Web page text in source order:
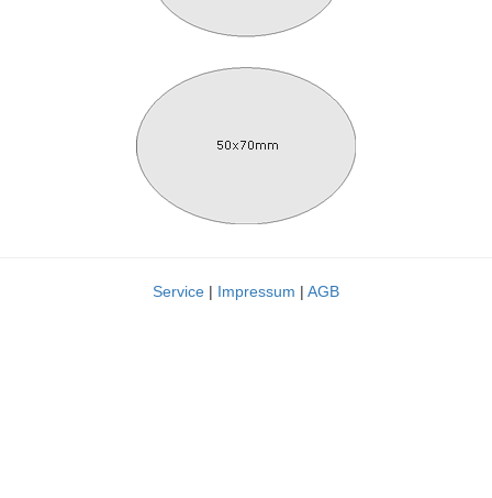
Service | Impressum | AGB